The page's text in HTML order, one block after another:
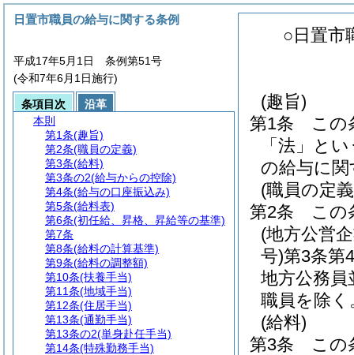
○日置市
(趣旨)
第1条
この
「法」と
の給与に
(職員の定
第2条
この
(地方公営
号)第3条第
地方公務員
職員を除く
(給料)
第3条
この
日置市職員の給与に関する条例
平成17年5月1日 条例第51号
(令和7年6月1日施行)
条項目次
沿革
本則
第1条(趣旨)
第2条(職員の定義)
第3条(給料)
第3条の2(給与からの控除)
第4条(給与の口座振込み)
第5条(給料表)
第6条(初任給、昇格、昇給等の基準)
第7条
第8条(給料の計算基準)
第9条(給料の調整額)
第10条(扶養手当)
第11条(地域手当)
第12条(住居手当)
第13条(通勤手当)
第13条の2(単身赴任手当)
第14条(特殊勤務手当)